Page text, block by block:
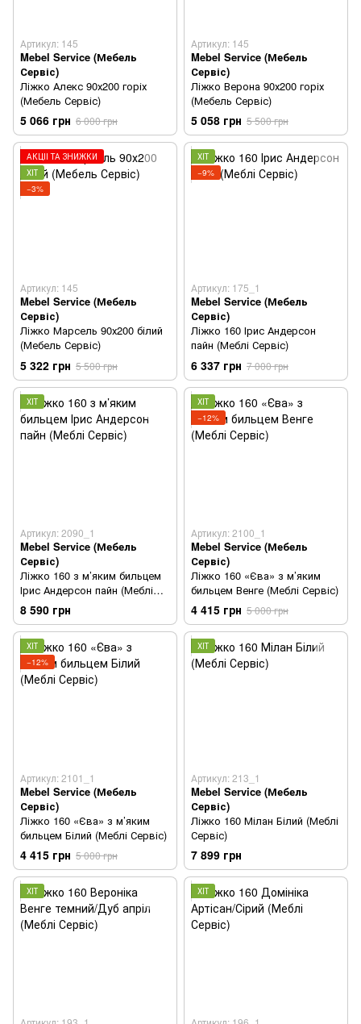
Артикул: 145
Mebel Service (Мебель
Сервіс)
Ліжко Алекс 90х200 горіх
(Мебель Сервіс)
5 066 грн 6 000 грн
Артикул: 145
Mebel Service (Мебель
Сервіс)
Ліжко Верона 90х200 горіх
(Мебель Сервіс)
5 058 грн 5 500 грн
АКЦІЇ ТА ЗНИЖКИ
ХІТ
−3%
Артикул: 145
Mebel Service (Мебель
Сервіс)
Ліжко Марсель 90х200 білий
(Мебель Сервіс)
5 322 грн 5 500 грн
ХІТ
−9%
Артикул: 175_1
Mebel Service (Мебель
Сервіс)
Ліжко 160 Ірис Андерсон
пайн (Меблі Сервіс)
6 337 грн 7 000 грн
ХІТ
Артикул: 2090_1
Mebel Service (Мебель
Сервіс)
Ліжко 160 з м’яким бильцем
Ірис Андерсон пайн (Меблі
Сервіс)
8 590 грн
ХІТ
−12%
Артикул: 2100_1
Mebel Service (Мебель
Сервіс)
Ліжко 160 «Єва» з м’яким
бильцем Венге (Меблі Сервіс)
4 415 грн 5 000 грн
ХІТ
−12%
Артикул: 2101_1
Mebel Service (Мебель
Сервіс)
Ліжко 160 «Єва» з м’яким
бильцем Білий (Меблі Сервіс)
4 415 грн 5 000 грн
ХІТ
Артикул: 213_1
Mebel Service (Мебель
Сервіс)
Ліжко 160 Мілан Білий (Меблі
Сервіс)
7 899 грн
ХІТ ХІТ